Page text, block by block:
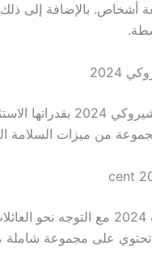
بالإضافة إلى ذلك،
تتميز جيب
من ميزات السلامة
تأتي سوبارو أسنت
على مجموعة شاملة من